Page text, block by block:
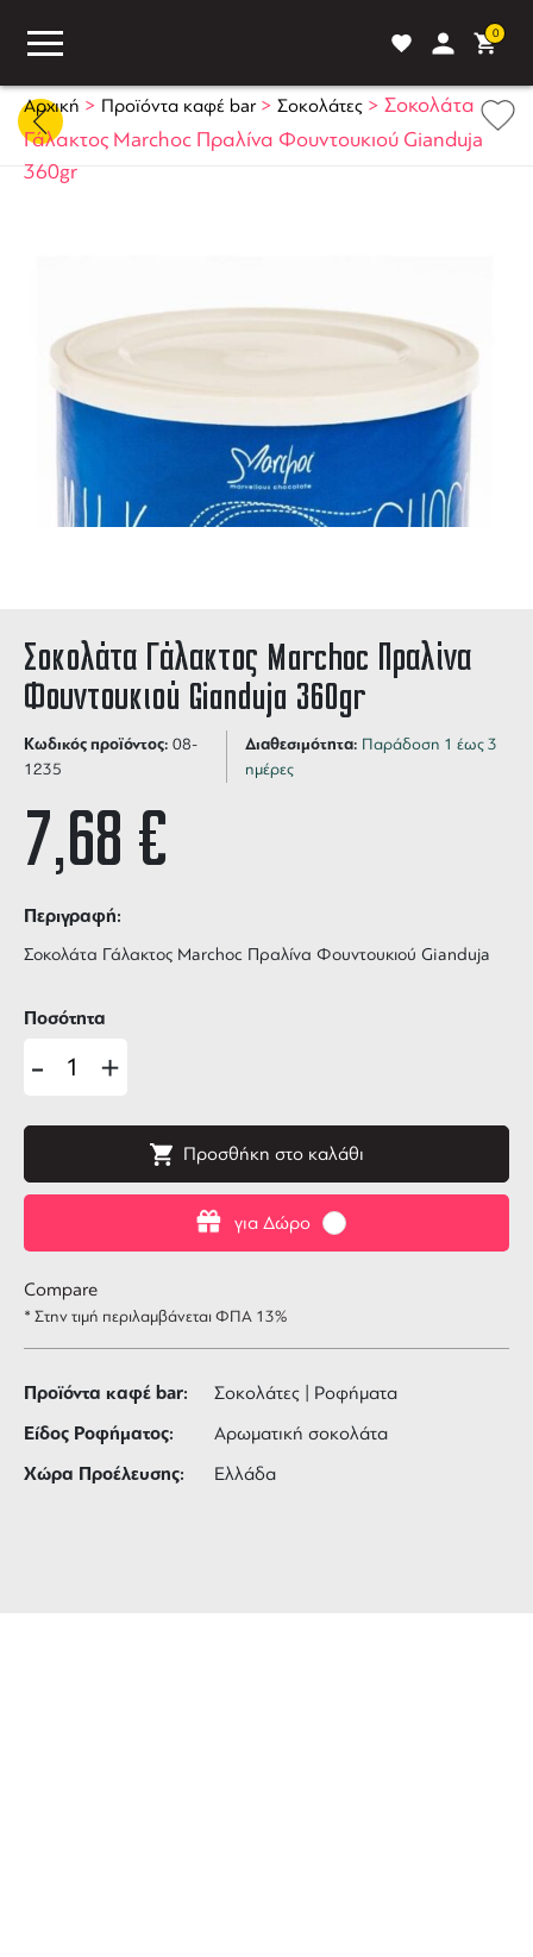
0
Αρχική > Προϊόντα καφέ bar> Σοκολάτες > Σοκολάτα
Γάλακτος Marchoc Πραλίνα Φουντουκιού Gianduja
360gr
Σοκολάτα Γάλακτος Marchoc Πραλίνα
Φουντουκιού Gianduja 360gr
Κωδικός προϊόντος: 08-
1235
Διαθεσιμότητα: Παράδοση 1 έως 3
ημέρες
7,68€
Περιγραφή:
Σοκολάτα Γάλακτος Marchoc Πραλίνα Φουντουκιού Gianduja
για Δώρο
Ποσότητα
- +
Προσθήκη στο καλάθι
Compare
* Στην τιμή περιλαμβάνεται ΦΠΑ 13%
Προϊόντα καφέ bar: Σοκολάτες | Ροφήματα
Είδος Ροφήματος: Αρωματική σοκολάτα
Χώρα Προέλευσης: Ελλάδα